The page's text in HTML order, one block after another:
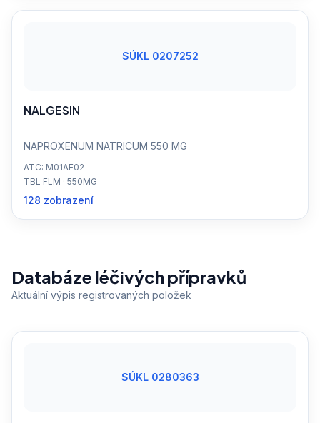
SÚKL 0207252
NALGESIN
NAPROXENUM NATRICUM 550 MG
ATC: M01AE02
TBL FLM · 550MG
128 zobrazení
Databáze léčivých přípravků
Aktuální výpis registrovaných položek
SÚKL 0280363